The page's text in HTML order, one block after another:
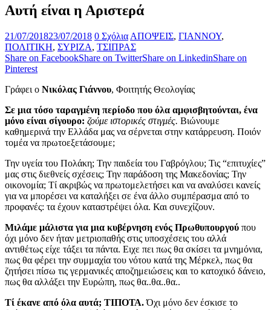
Αυτή είναι η Αριστερά
21/07/201823/07/2018 0 Σχόλια ΑΠΟΨΕΙΣ, ΓΙΑΝΝΟΥ,
ΠΟΛΙΤΙΚΗ, ΣΥΡΙΖΑ, ΤΣΙΠΡΑΣ
Share on FacebookShare on TwitterShare on LinkedinShare on
Pinterest
Γράφει ο Νικόλας Γιάννου, Φοιτητής Θεολογίας
Σε μια τόσο ταραγμένη περίοδο που όλα αμφισβητούνται, ένα
μόνο είναι σίγουρο: ζούμε ιστορικές στιγμές. Βιώνουμε
καθημερινά την Ελλάδα μας να σέρνεται στην κατάρρευση. Ποιόν
τομέα να πρωτοεξετάσουμε;
Την υγεία του Πολάκη; Την παιδεία του Γαβρόγλου; Τις “επιτυχίες”
μας στις διεθνείς σχέσεις; Την παράδοση της Μακεδονίας; Την
οικονομία; Τί ακριβώς να πρωτομελετήσει και να αναλύσει κανείς
για να μπορέσει να καταλήξει σε ένα άλλο συμπέρασμα από το
προφανές: τα έχουν καταστρέψει όλα. Και συνεχίζουν.
Μιλάμε μάλιστα για μια κυβέρνηση ενός Πρωθυπουργού που
όχι μόνο δεν ήταν μετριοπαθής στις υποσχέσεις του αλλά
αντιθέτως είχε τάξει τα πάντα. Ειχε πει πως θα σκίσει τα μνημόνια,
πως θα φέρει την συμμαχία του νότου κατά της Μέρκελ, πως θα
ζητήσει πίσω τις γερμανικές αποζημειώσεις και το κατοχικό δάνειο,
πως θα αλλάξει την Ευρώπη, πως θα..θα..θα..
Τί έκανε από όλα αυτά; ΤΙΠΟΤΑ.Όχι μόνο δεν έσκισε το